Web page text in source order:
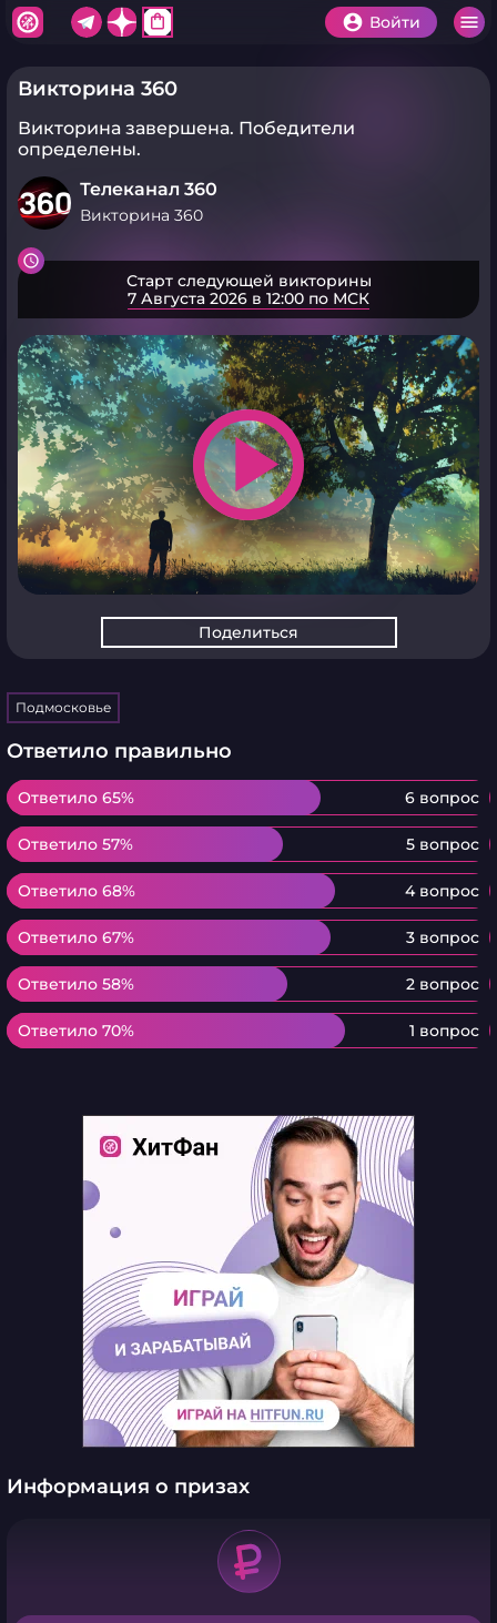
shopping_bag Войти
Викторина 360
Викторина завершена. Победители
определены.
Телеканал 360
Викторина 360
Старт следующей викторины
7 Августа 2026 в 12:00 по МСК
play_arrow
Поделиться
Подмосковье
Ответило правильно
Ответило 65% 6 вопрос
Ответило 65%
Ответило 57% 5 вопрос
Ответило 57%
Ответило 68% 4 вопрос
Ответило 68%
Ответило 67% 3 вопрос
Ответило 67%
Ответило 58% 2 вопрос
Ответило 58%
Ответило 70% 1 вопрос
Ответило 70%
Информация о призах